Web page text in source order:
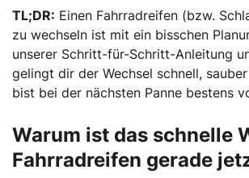
TL;DR: Einen Fahrradreifen (bzw.
zu wechseln ist mit ein bisschen
unserer Schritt-für-Schritt-Anleitung
gelingt dir der Wechsel schnell,
bist bei der nächsten Panne bestens
Warum ist das schnelle
Fahrradreifen gerade